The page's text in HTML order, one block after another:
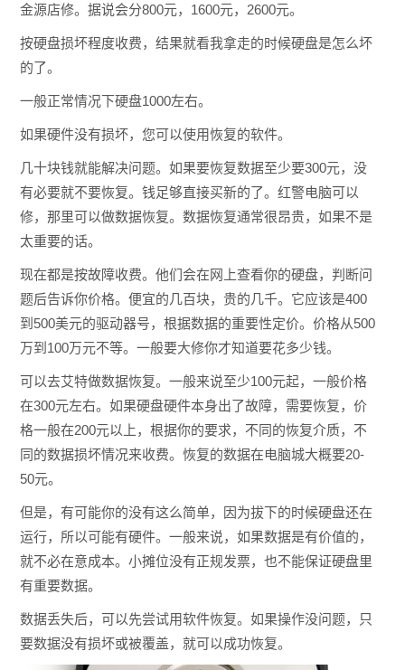
金源店修。据说会分800元，1600元，2600元。
按硬盘损坏程度收费，结果就看我拿走的时候硬盘是怎么坏
的了。
一般正常情况下硬盘1000左右。
如果硬件没有损坏，您可以使用恢复的软件。
几十块钱就能解决问题。如果要恢复数据至少要300元，没
有必要就不要恢复。钱足够直接买新的了。红警电脑可以
修，那里可以做数据恢复。数据恢复通常很昂贵，如果不是
太重要的话。
现在都是按故障收费。他们会在网上查看你的硬盘，判断问
题后告诉你价格。便宜的几百块，贵的几千。它应该是400
到500美元的驱动器号，根据数据的重要性定价。价格从500
万到100万元不等。一般要大修你才知道要花多少钱。
可以去艾特做数据恢复。一般来说至少100元起，一般价格
在300元左右。如果硬盘硬件本身出了故障，需要恢复，价
格一般在200元以上，根据你的要求，不同的恢复介质，不
同的数据损坏情况来收费。恢复的数据在电脑城大概要20-
50元。
但是，有可能你的没有这么简单，因为拔下的时候硬盘还在
运行，所以可能有硬件。一般来说，如果数据是有价值的，
就不必在意成本。小摊位没有正规发票，也不能保证硬盘里
有重要数据。
数据丢失后，可以先尝试用软件恢复。如果操作没问题，只
要数据没有损坏或被覆盖，就可以成功恢复。